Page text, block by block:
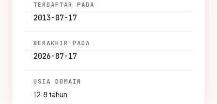
TERDAFTAR PADA
2013-07-17
BERAKHIR PADA
2026-07-17
USIA DOMAIN
12.8 tahun